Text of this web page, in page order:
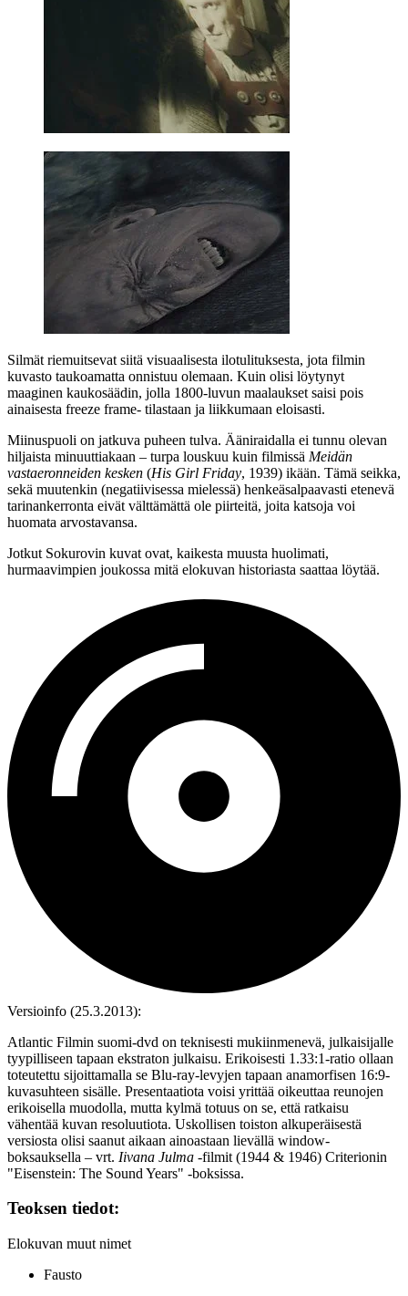
Silmät riemuitsevat siitä visuaalisesta ilotulituksesta, jota filmin
kuvasto taukoamatta onnistuu olemaan. Kuin olisi löytynyt
maaginen kaukosäädin, jolla 1800‑luvun maalaukset saisi pois
ainaisesta freeze frame‑ tilastaan ja liikkumaan eloisasti.
Miinuspuoli on jatkuva puheen tulva. Ääniraidalla ei tunnu olevan
hiljaista minuuttiakaan – turpa louskuu kuin filmissä Meidän
vastaeronneiden kesken (His Girl Friday, 1939) ikään. Tämä seikka,
sekä muutenkin (negatiivisessa mielessä) henkeäsalpaavasti etenevä
tarinankerronta eivät välttämättä ole piirteitä, joita katsoja voi
huomata arvostavansa.
Jotkut Sokurovin kuvat ovat, kaikesta muusta huolimati,
hurmaavimpien joukossa mitä elokuvan historiasta saattaa löytää.
Versioinfo (25.3.2013):
Atlantic Filmin suomi‑dvd on teknisesti mukiinmenevä, julkaisijalle
tyypilliseen tapaan ekstraton julkaisu. Erikoisesti 1.33:1-ratio ollaan
toteutettu sijoittamalla se Blu‑ray-levyjen tapaan anamorfisen 16:9-
kuvasuhteen sisälle. Presentaatiota voisi yrittää oikeuttaa reunojen
erikoisella muodolla, mutta kylmä totuus on se, että ratkaisu
vähentää kuvan resoluutiota. Uskollisen toiston alkuperäisestä
versiosta olisi saanut aikaan ainoastaan lievällä window-
boksauksella – vrt. Iivana Julma ‑filmit (1944 & 1946) Criterionin
"Eisenstein: The Sound Years" ‑boksissa.
Teoksen tiedot:
Elokuvan muut nimet
Fausto